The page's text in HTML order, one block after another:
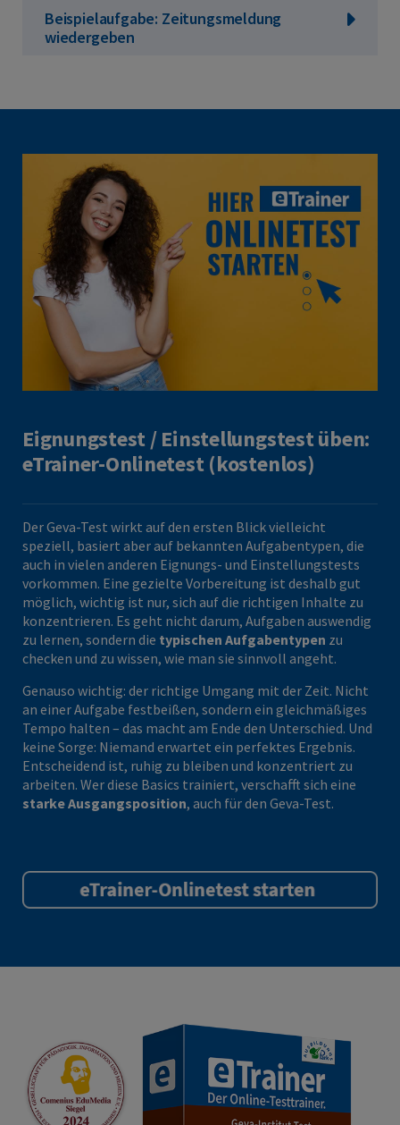
Beispielaufgabe: Zeitungsmeldung
wiedergeben
Eignungstest / Einstellungstest üben:
eTrainer-Onlinetest (kostenlos)
Der Geva-Test wirkt auf den ersten Blick vielleicht
speziell, basiert aber auf bekannten Aufgabentypen, die
auch in vielen anderen Eignungs- und Einstellungstests
vorkommen. Eine gezielte Vorbereitung ist deshalb gut
möglich, wichtig ist nur, sich auf die richtigen Inhalte zu
konzentrieren. Es geht nicht darum, Aufgaben auswendig
zu lernen, sondern die typischen Aufgabentypen zu
checken und zu wissen, wie man sie sinnvoll angeht.
Genauso wichtig: der richtige Umgang mit der Zeit. Nicht
an einer Aufgabe festbeißen, sondern ein gleichmäßiges
Tempo halten – das macht am Ende den Unterschied. Und
keine Sorge: Niemand erwartet ein perfektes Ergebnis.
Entscheidend ist, ruhig zu bleiben und konzentriert zu
arbeiten. Wer diese Basics trainiert, verschafft sich eine
starke Ausgangsposition, auch für den Geva-Test.